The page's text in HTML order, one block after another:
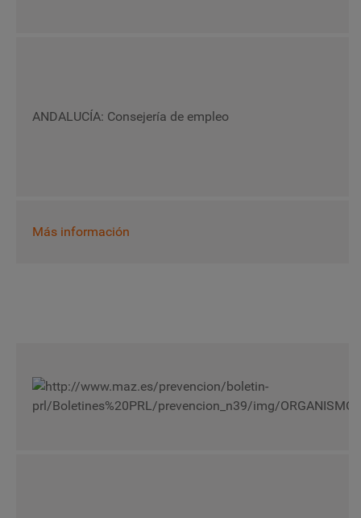
ANDALUCÍA: Consejería de empleo
Más información